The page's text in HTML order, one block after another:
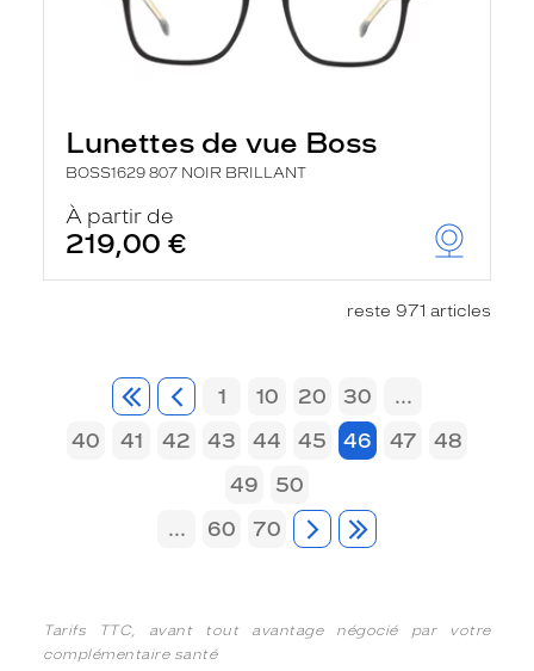
Lunettes de vue Boss
BOSS1629 807 NOIR BRILLANT
À partir de
219,00 €
reste 971 articles
1 10 20 30
...
40
41 42 43 44 45 46 47
48
49
50
...
60 70
Tarifs TTC, avant tout avantage négocié par votre
complémentaire santé